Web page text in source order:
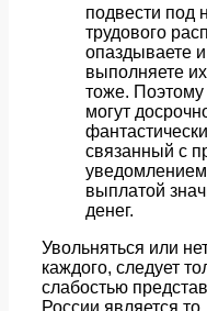
подвести под
трудового
опаздываете
выполняете
тоже.
могут
связанный с
выплатой
денег.
Увольняться или
каждого, следует
слабостью
России является